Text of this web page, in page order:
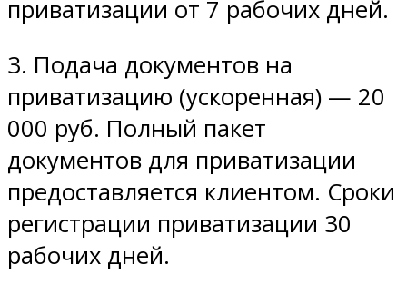
приватизации от 7 рабочих дней.
3. Подача документов на
приватизацию (ускоренная) — 20
000 руб. Полный пакет
документов для приватизации
предоставляется клиентом. Сроки
регистрации приватизации 30
рабочих дней.